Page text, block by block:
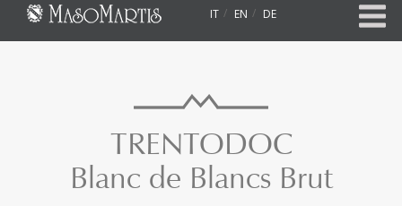
IT EN DE
TRENTODOC
Blanc de Blancs Brut